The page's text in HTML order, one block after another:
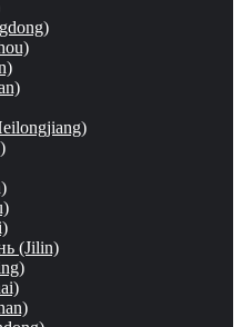
(Jilin)